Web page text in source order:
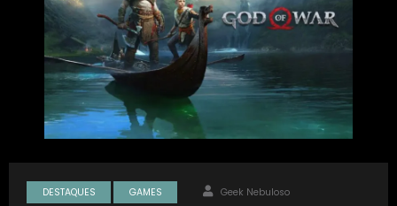
DESTAQUES GAMES Geek Nebuloso